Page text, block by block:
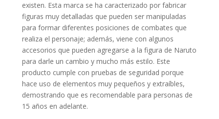
existen. Esta marca se ha caracterizado por fabricar
figuras muy detalladas que pueden ser manipuladas
para formar diferentes posiciones de combates que
realiza el personaje; además, viene con algunos
accesorios que pueden agregarse a la figura de Naruto
para darle un cambio y mucho más estilo. Este
producto cumple con pruebas de seguridad porque
hace uso de elementos muy pequeños y extraíbles,
demostrando que es recomendable para personas de
15 años en adelante.